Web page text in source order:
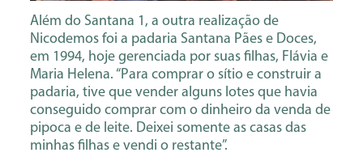
Além do Santana 1, a outra realização de
Nicodemos foi a padaria Santana Pães e Doces,
em 1994, hoje gerenciada por suas filhas, Flávia e
Maria Helena. “Para comprar o sítio e construir a
padaria, tive que vender alguns lotes que havia
conseguido comprar com o dinheiro da venda de
pipoca e de leite. Deixei somente as casas das
minhas filhas e vendi o restante”.